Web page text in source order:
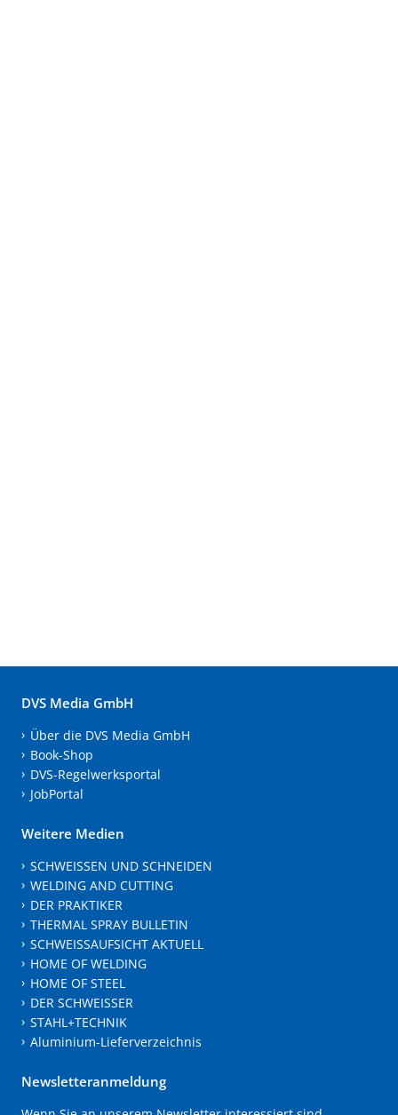
DVS Media GmbH
Über die DVS Media GmbH
Book-Shop
DVS-Regelwerksportal
JobPortal
Weitere Medien
SCHWEISSEN UND SCHNEIDEN
WELDING AND CUTTING
DER PRAKTIKER
THERMAL SPRAY BULLETIN
SCHWEISSAUFSICHT AKTUELL
HOME OF WELDING
HOME OF STEEL
DER SCHWEISSER
STAHL+TECHNIK
Aluminium-Lieferverzeichnis
Newsletteranmeldung